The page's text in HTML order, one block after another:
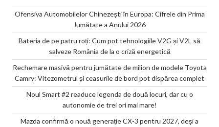
Ofensiva Automobilelor Chinezești în Europa: Cifrele din Prima
Jumătate a Anului 2026
Bateria de pe patru roți: Cum pot tehnologiile V2G și V2L să
salveze România de la o criză energetică
Rechemare masivă pentru jumătate de milion de modele Toyota
Camry: Vitezometrul și ceasurile de bord pot dispărea complet
Noul Smart #2 readuce legenda de două locuri, dar cu o
autonomie de trei ori mai mare!
Mazda confirmă o nouă generație CX-3 pentru 2027, deși a